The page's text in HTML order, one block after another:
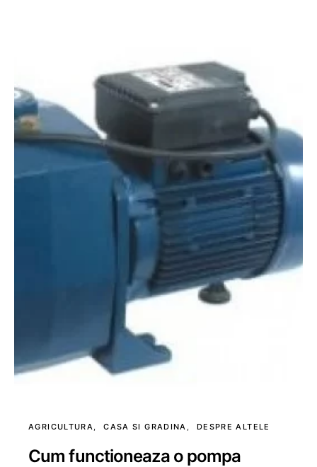
AGRICULTURA CASA SI GRADINA DESPRE ALTELE
Cum functioneaza o pompa